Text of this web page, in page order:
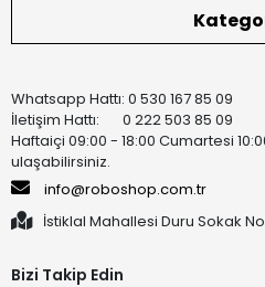
Whatsapp Hattı: 0 530 167 85 09
İletişim Hattı: 0 222 503 85 09
Haftaiçi 09:00 - 18:00 Cumartesi
ulaşabilirsiniz.
info@roboshop.com.tr
İstiklal Mahallesi Duru Sokak No:
Bizi Takip Edin